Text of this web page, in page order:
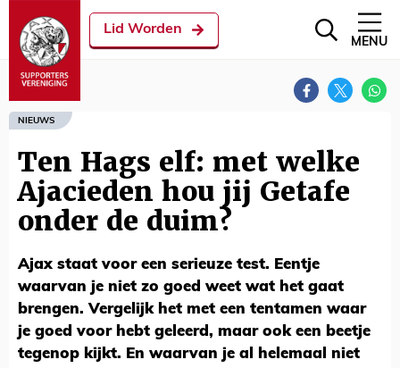
Lid Worden
MENU
NIEUWS
Ten Hags elf: met welke
Ajacieden hou jij Getafe
onder de duim?
Ajax staat voor een serieuze test. Eentje
waarvan je niet zo goed weet wat het gaat
brengen. Vergelijk het met een tentamen waar
je goed voor hebt geleerd, maar ook een beetje
tegenop kijkt. En waarvan je al helemaal niet